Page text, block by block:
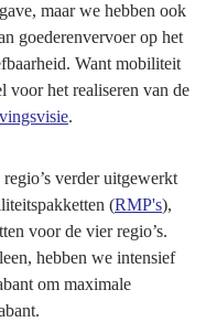
maar we hebben ook
goederenvervoer op het
Want mobiliteit
voor het realiseren van de
.
verder uitgewerkt
(RMP's),
voor de vier regio’s.
hebben we intensief
om maximale